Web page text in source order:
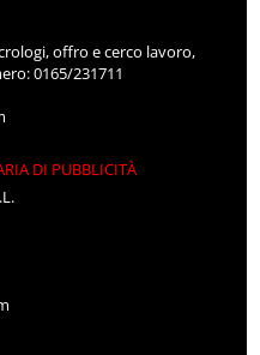
offro e cerco lavoro,
0165/231711
DI PUBBLICITÀ